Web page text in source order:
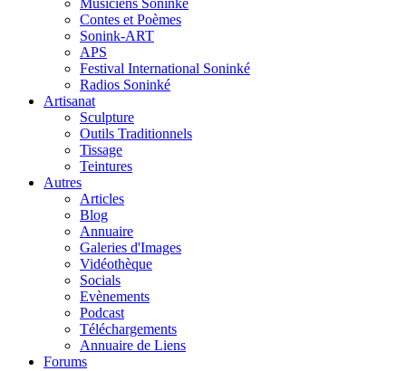
Musiciens Soninké
Contes et Poèmes
Sonink-ART
APS
Festival International Soninké
Radios Soninké
Artisanat
Sculpture
Outils Traditionnels
Tissage
Teintures
Autres
Articles
Blog
Annuaire
Galeries d'Images
Vidéothèque
Socials
Evènements
Podcast
Téléchargements
Annuaire de Liens
Forums